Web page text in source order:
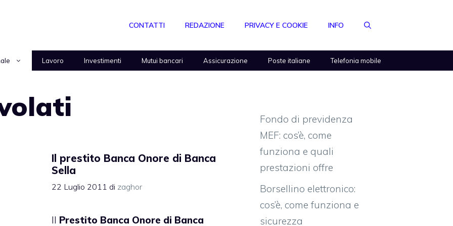
CONTATTI REDAZIONE PRIVACY E COOKIE INFO
Lavoro Investimenti Mutui bancari Assicurazione Poste italiane Telefonia mobile
Il prestito Banca Onore di Banca
Sella
22 Luglio 2011 di zaghor
Il Prestito Banca Onore di Banca
Fondo di previdenza
MEF: cos’è, come
funziona e quali
prestazioni offre
Borsellino elettronico:
cos’è, come funziona e
sicurezza